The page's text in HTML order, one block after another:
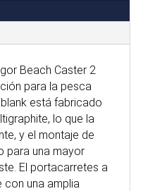
Beach Caster 2
para la pesca
blank está fabricado
lo que la
y el montaje de
para una mayor
El portacarretes a
una amplia